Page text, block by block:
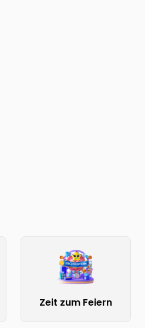
Zeit zum Feiern